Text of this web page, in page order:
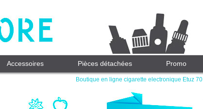
Boutique en ligne cigarette electronique Etuz 70
Accessoires Pièces détachées Promo